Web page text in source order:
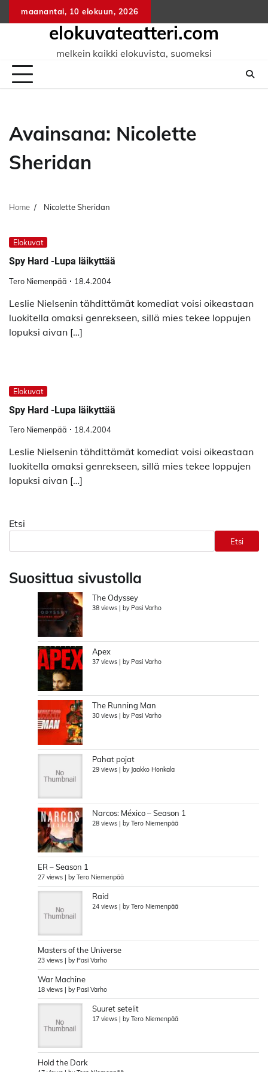
to
maanantai, 10 elokuun, 2026
elokuvateatteri.com
melkein kaikki elokuvista, suomeksi
Avainsana: Nicolette
Sheridan
Home Nicolette Sheridan
Elokuvat
Spy Hard -Lupa läikyttää
Tero Niemenpää 18.4.2004
Leslie Nielsenin tähdittämät komediat voisi oikeastaan
luokitella omaksi genrekseen, sillä mies tekee loppujen
lopuksi aivan […]
Elokuvat
Spy Hard -Lupa läikyttää
Tero Niemenpää 18.4.2004
Leslie Nielsenin tähdittämät komediat voisi oikeastaan
luokitella omaksi genrekseen, sillä mies tekee loppujen
lopuksi aivan […]
Etsi
Etsi
Suosittua sivustolla
The Odyssey
38 views by Pasi Varho
Apex
37 views by Pasi Varho
The Running Man
30 views by Pasi Varho
Pahat pojat
29 views by Jaakko Honkala
Narcos: México – Season 1
28 views byTero Niemenpää
ER – Season 1
27 views byTero Niemenpää
Raid
24 views byTero Niemenpää
Masters of the Universe
23 views by Pasi Varho
War Machine
18 views by Pasi Varho
Suuret setelit
17 views byTero Niemenpää
Hold the Dark